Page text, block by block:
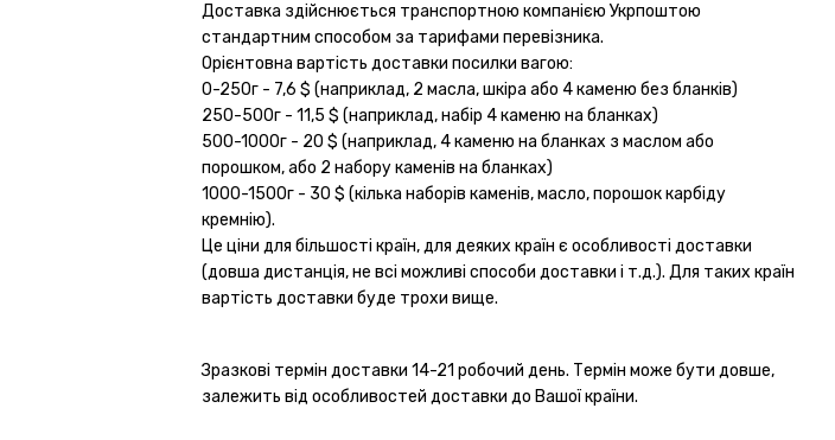
Доставка здійснюється транспортною компанією Укрпоштою
стандартним способом за тарифами перевізника.
Орієнтовна вартість доставки посилки вагою:
0-250г - 7,6 $ (наприклад, 2 масла, шкіра або 4 каменю без бланків)
250-500г - 11,5 $ (наприклад, набір 4 каменю на бланках)
500-1000г - 20 $ (наприклад, 4 каменю на бланках з маслом або
порошком, або 2 набору каменів на бланках)
1000-1500г - 30 $ (кілька наборів каменів, масло, порошок карбіду
кремнію).
Це ціни для більшості країн, для деяких країн є особливості доставки
(довша дистанція, не всі можливі способи доставки і т.д.). Для таких країн
вартість доставки буде трохи вище.
Зразкові термін доставки 14-21 робочий день. Термін може бути довше,
залежить від особливостей доставки до Вашої країни.